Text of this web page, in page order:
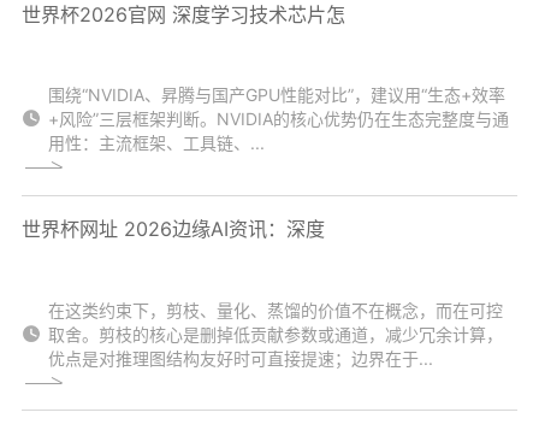
世界杯2026官网 深度学习技术芯片怎
围绕“NVIDIA、昇腾与国产GPU性能对比”，建议用“生态+效率
+风险”三层框架判断。NVIDIA的核心优势仍在生态完整度与通
用性：主流框架、工具链、...
世界杯网址 2026边缘AI资讯：深度
在这类约束下，剪枝、量化、蒸馏的价值不在概念，而在可控
取舍。剪枝的核心是删掉低贡献参数或通道，减少冗余计算，
优点是对推理图结构友好时可直接提速；边界在于...